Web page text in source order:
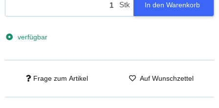
Stk In den Warenkorb
verfügbar
Frage zum Artikel Auf Wunschzettel